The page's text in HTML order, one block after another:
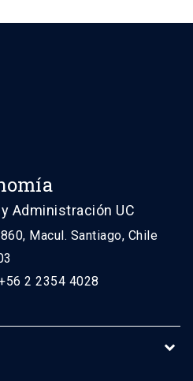
Administración UC
Macul. Santiago, Chile
2 2354 4028